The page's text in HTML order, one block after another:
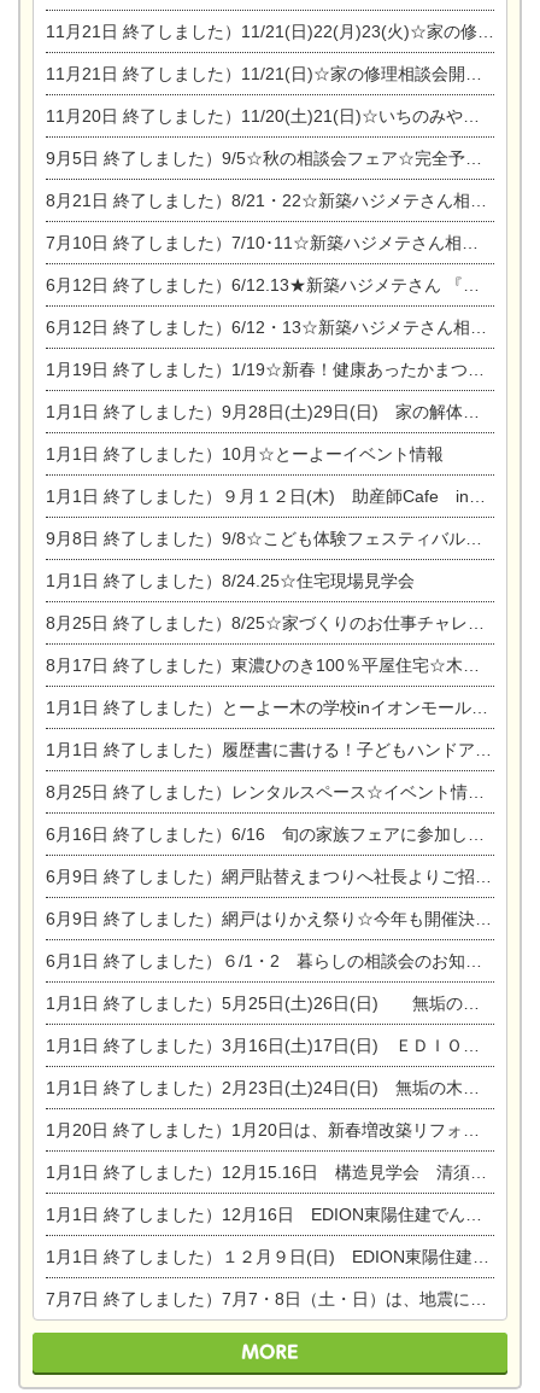
11月21日 終了しました）11/21(日)22(月)23(火)☆家の修理まつり＆増改築リフォーム相談会
11月21日 終了しました）11/21(日)☆家の修理相談会開催 in 扶桑オークビレッジ
11月20日 終了しました）11/20(土)21(日)☆いちのみや逸品市に出店します【ひのきのバラ販売】
9月5日 終了しました）9/5☆秋の相談会フェア☆完全予約制
8月21日 終了しました）8/21・22☆新築ハジメテさん相談会 『集まれ！農地に家を建てたい人！』
7月10日 終了しました）7/10･11☆新築ハジメテさん相談会 『集まれ！農地に家を建てたい人！』完全予約制
6月12日 終了しました）6/12.13★新築ハジメテさん 『木の家 現場体感見学会』
6月12日 終了しました）6/12・13☆新築ハジメテさん相談会『今ある土地に家を建てる際の注意点』
1月19日 終了しました）1/19☆新春！健康あったかまつり＆増改築リフォームまつり
1月1日 終了しました）9月28日(土)29日(日) 家の解体なんでも相談会
1月1日 終了しました）10月☆とーよーイベント情報
1月1日 終了しました）９月１２日(木) 助産師Cafe in東陽住建
9月8日 終了しました）9/8☆こども体験フェスティバル☆一宮市民会館
1月1日 終了しました）8/24.25☆住宅現場見学会
8月25日 終了しました）8/25☆家づくりのお仕事チャレンジ
8月17日 終了しました）東濃ひのき100％平屋住宅☆木の家完成見学会
1月1日 終了しました）とーよー木の学校inイオンモール木曽川
1月1日 終了しました）履歴書に書ける！子どもハンドアロマ講座☆
8月25日 終了しました）レンタルスペース☆イベント情報☆チャイルドアロマセラピスト
6月16日 終了しました）6/16 旬の家族フェアに参加します☆
6月9日 終了しました）網戸貼替えまつりへ社長よりご招待です♪
6月9日 終了しました）網戸はりかえ祭り☆今年も開催決定！
6月1日 終了しました）６/1・2 暮らしの相談会のお知らせ
1月1日 終了しました）5月25日(土)26日(日) 無垢の木の家体感見学会開催☆
1月1日 終了しました）3月16日(土)17日(日) ＥＤＩＯＮ東陽住建でんき館 総決算まつり
1月1日 終了しました）2月23日(土)24日(日) 無垢の木の家 完成見学会
1月20日 終了しました）1月20日は、新春増改築リフォームまつり＆家の修理祭り＆家電まつりです。
1月1日 終了しました）12月15.16日 構造見学会 清須市西枇杷島町弁天
1月1日 終了しました）12月16日 EDION東陽住建でんき OPEN第二弾イベント！！
1月1日 終了しました）１２月９日(日) EDION東陽住建でんき館プレＯＰＥＮ！＆家の修理まつり
7月7日 終了しました）7月7・8日（土・日）は、地震に強くて安心！暮らしを楽しむ東濃ひのきの平屋の家体験見学会を開催します。ぜひお越しください。